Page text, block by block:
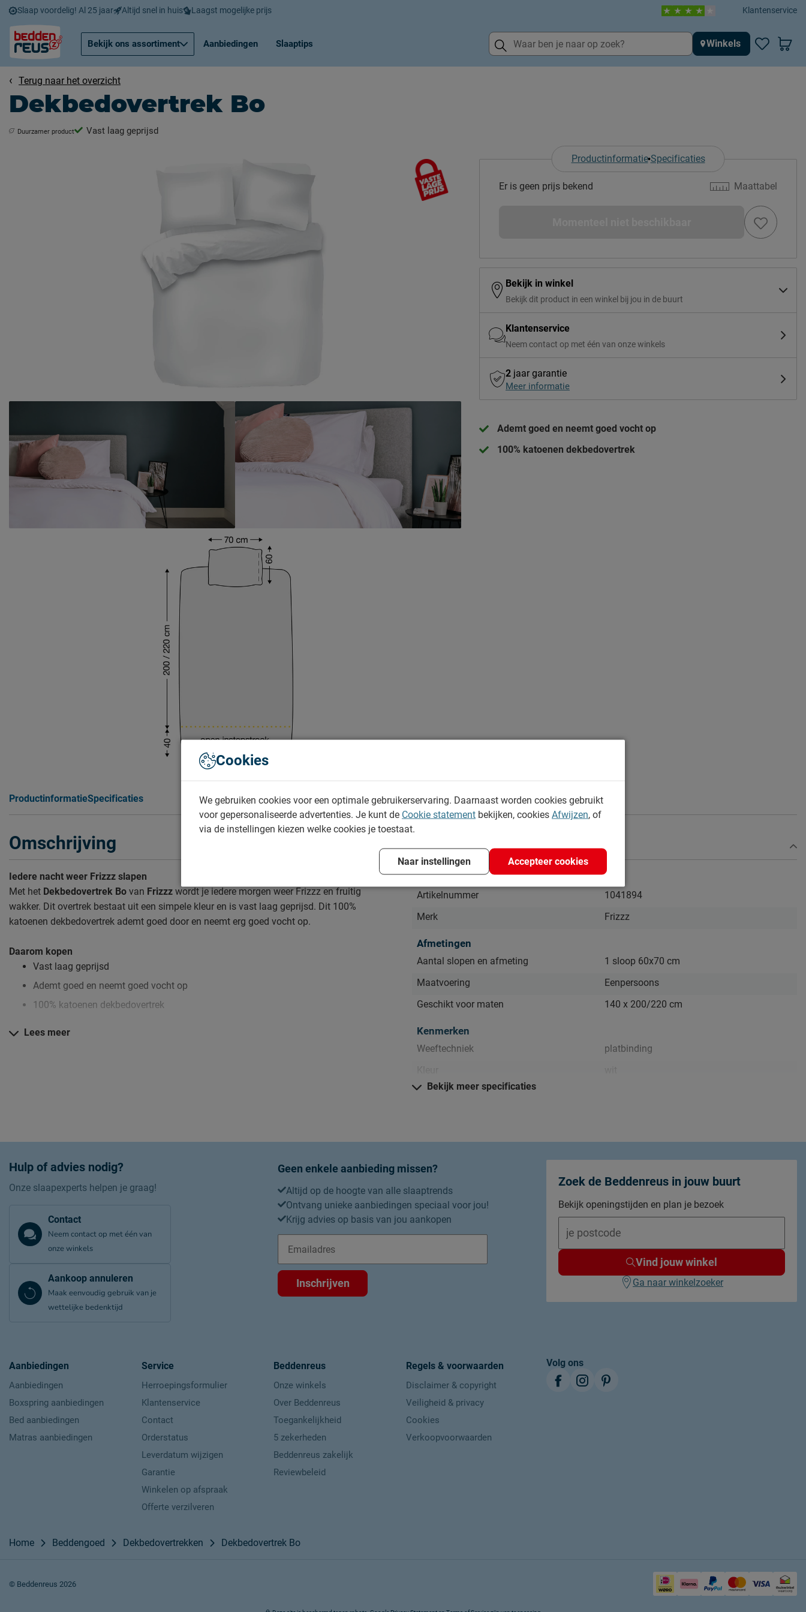
Slaap voordelig! Al 25 jaar Altijd snel in huis Laagst mogelijke prijs Klantenservice
Bekijk ons assortiment Aanbiedingen Slaaptips Winkels
Terug naar het overzicht
Dekbedovertrek Bo
Duurzamer product Vast laag geprijsd
Productinformatie Specificaties
Maattabel
Er is geen prijs bekend
Bekijk in winkel
Bekijk dit product in een winkel bij jou in de buurt
Klantenservice
Neem contact op met één van onze winkels
2 jaar garantie
Meer informatie
Ademt goed en neemt goed vocht op
100% katoenen dekbedovertrek
ProductinformatieSpecificaties
Omschrijving
Iedere nacht weer Frizzz slapen
Met het Dekbedovertrek Bo van Frizzz wordt je iedere morgen weer Frizzz en fruitig
wakker. Dit overtrek bestaat uit een simpele kleur en is vast laag geprijsd. Dit 100%
katoenen dekbedovertrek ademt goed door en neemt erg goed vocht op.
Daarom kopen
Vast laag geprijsd
Ademt goed en neemt goed vocht op
100% katoenen dekbedovertrek
Lees meer
Specificaties
Productinformatie
Artikelnummer
1041894
Merk
Frizzz
Afmetingen
Aantal slopen en afmeting
1 sloop 60x70 cm
Maatvoering
Eenpersoons
Geschikt voor maten
140 x 200/220 cm
Kenmerken
Weeftechniek
platbinding
Kleur
Stijl
Materiaal katoen
Onderhoud
2 jaar garantie volgens CBW voorwaarden
Leveranciersinformatie
Naam
Locatie
Emailadres
Bekijk meer specificaties
Hulp of advies nodig?
Onze slaapexperts helpen je graag!
Contact
Neem contact op met één van
onze winkels
Aankoop annuleren
Maak eenvoudig gebruik van je
wettelijke bedenktijd
Geen enkele aanbieding missen?
Altijd op de hoogte van alle slaaptrends
Ontvang unieke aanbiedingen speciaal voor jou!
Krijg advies op basis van jou aankopen
Inschrijven
Zoek de Beddenreus in jouw buurt
Bekijk openingstijden en plan je bezoek
Vind jouw winkel
Ga naar winkelzoeker
Aanbiedingen
Aanbiedingen
Boxspring aanbiedingen
Bed aanbiedingen
Matras aanbiedingen
Service
Herroepingsformulier
Klantenservice
Contact
Orderstatus
Leverdatum wijzigen
Garantie
Winkelen op afspraak
Offerte verzilveren
Beddenreus
Onze winkels
Over Beddenreus
Toegankelijkheid
5 zekerheden
Beddenreus zakelijk
Reviewbeleid
Regels & voorwaarden
Disclaimer & copyright
Veiligheid & privacy
Cookies
Verkoopvoorwaarden
Volg ons
Home Beddengoed Dekbedovertrekken Dekbedovertrek Bo
© Beddenreus 2026
Cookies
We gebruiken cookies voor een optimale gebruikerservaring. Daarnaast worden cookies gebruikt
voor gepersonaliseerde advertenties. Je kunt de Cookie statement bekijken, cookies Afwijzen, of
via de instellingen kiezen welke cookies je toestaat.
Naar instellingen Accepteer cookies